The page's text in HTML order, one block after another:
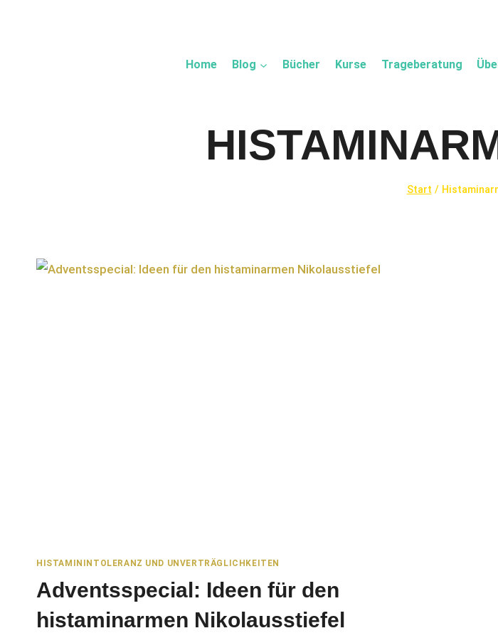
Home Blog Bücher Kurse Trageberatung
Start /
HISTAMININTOLERANZ UND UNVERTRÄGLICHKEITEN
Adventsspecial: Ideen für den
histaminarmen Nikolausstiefel